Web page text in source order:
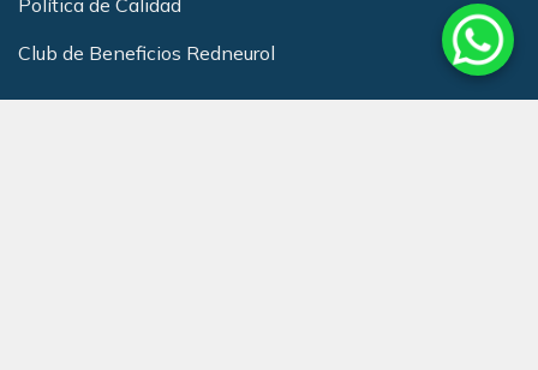
Política de Calidad
Club de Beneficios Redneurol